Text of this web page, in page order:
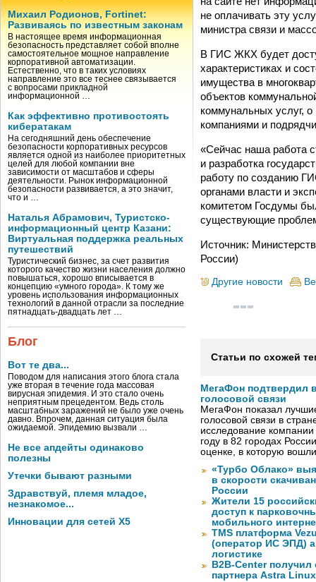
Михаил Родионов, Fortinet:
Развиваясь по известным законам
В настоящее время информационная
безопасность представляет собой вполне
самостоятельное мощное направление
корпоративной автоматизации.
Естественно, что в таких условиях
направление это все теснее связывается
с вопросами прикладной
информационной …
Как эффективно противостоять
кибератакам
На сегодняшний день обеспечение
безопасности корпоративных ресурсов
является одной из наиболее приоритетных
целей для любой компании вне
зависимости от масштабов и сферы
деятельности. Рынок информационной
безопасности развивается, а это значит,
что и …
Наталья Абрамович, Туристско-
информационный центр Казани:
Виртуальная поддержка реальных
путешествий
Туристический бизнес, за счет развития
которого качество жизни населения должно
повышаться, хорошо вписывается в
концепцию «умного города». К тому же
уровень использования информационных
технологий в данной отрасли за последние
пятнадцать-двадцать лет …
Блог
Вот те два...
Поводом для написания этого блога стала
уже вторая в течение года массовая
вирусная эпидемия. И это стало очень
неприятным прецедентом. Ведь столь
масштабных заражений не было уже очень
давно. Впрочем, данная ситуация была
ожидаемой. Эпидемию вызвали …
Не все апдейты одинаково
полезны
Утечки бывают разными
Здравствуй, племя младое,
незнакомое...
Инновации для сетей X5
не оплачивать эту
министра связи и
В ГИС ЖКХ будет
характеристиках и
имущества в
объектов
коммунальных услуг,
компаниями и
«Сейчас наша работа
и разработка
работу по созданию
органами власти и
комитетом Госдумы
существующие
Источник:
России)
Другие новости
Статьи по схожей
МегаФон подтвердил
голосовой связи
МегаФон показал
голосовой связи в
исследование
году в 82 городах
оценке, в которую
«Турбо Облако»
в скорости
России
Жители 15
доступ к
мобильного
TMS платформа
(оператор ИС ЭПД)
логистике
B2B-Center получил
партнера Astra Linux